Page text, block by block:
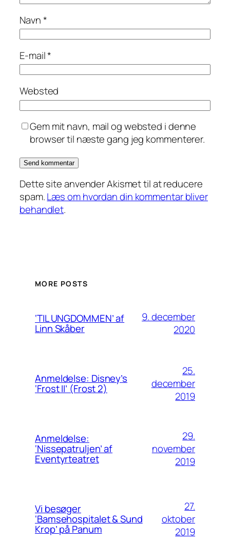
Navn*
E-mail*
Websted
Gem mit navn, mail og websted i denne
browser til næste gang jeg kommenterer.
Dette site anvender Akismet til at reducere
spam.Læs om hvordan din kommentar bliver
behandlet.
MORE POSTS
‘TIL UNGDOMMEN’ af
Linn Skåber
9. december
2020
Anmeldelse: Disney’s
‘Frost II’ (Frost 2)
25.
december
2019
Anmeldelse:
‘Nissepatruljen’ af
Eventyrteatret
29.
november
2019
Vi besøger
‘Bamsehospitalet & Sund
Krop’ på Panum
27.
oktober
2019